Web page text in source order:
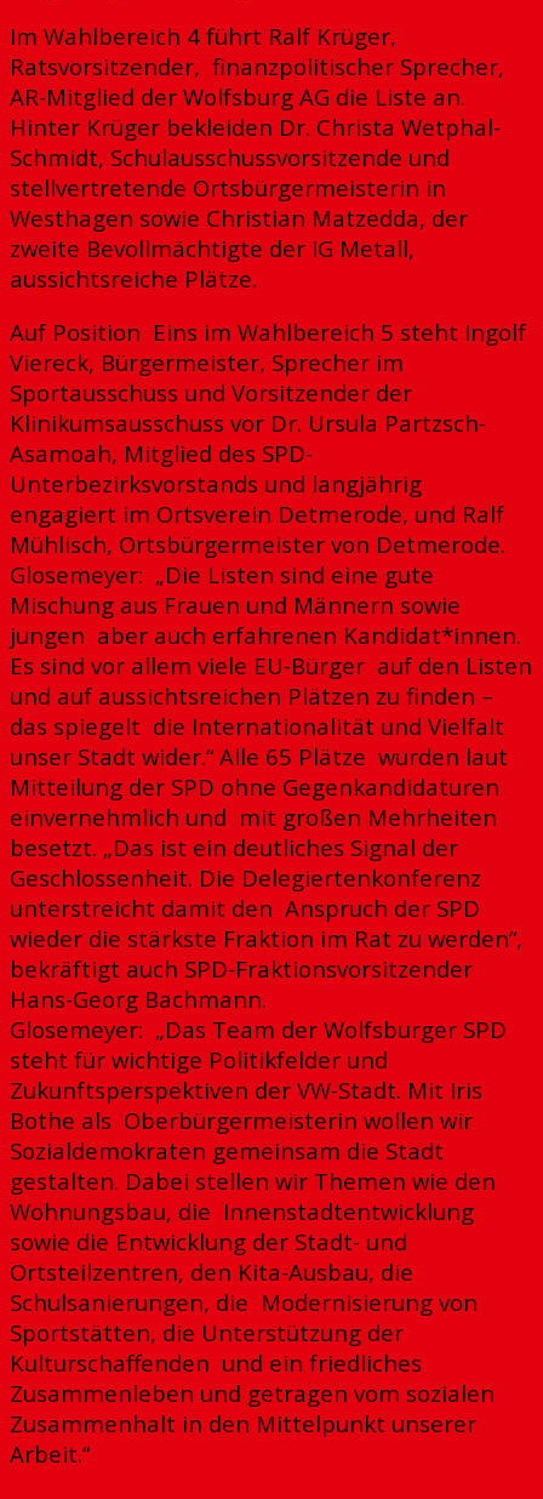
Im Wahlbereich 4 führt Ralf Krüger,
Ratsvorsitzender, finanzpolitischer Sprecher,
AR-Mitglied der Wolfsburg AG die Liste an.
Hinter Krüger bekleiden Dr. Christa Wetphal-
Schmidt, Schulausschussvorsitzende und
stellvertretende Ortsbürgermeisterin in
Westhagen sowie Christian Matzedda, der
zweite Bevollmächtigte der IG Metall,
aussichtsreiche Plätze.
Auf Position Eins im Wahlbereich 5 steht Ingolf
Viereck, Bürgermeister, Sprecher im
Sportausschuss und Vorsitzender der
Klinikumsausschuss vor Dr. Ursula Partzsch-
Asamoah, Mitglied des SPD-
Unterbezirksvorstands und langjährig
engagiert im Ortsverein Detmerode, und Ralf
Mühlisch, Ortsbürgermeister von Detmerode.
Glosemeyer: „Die Listen sind eine gute
Mischung aus Frauen und Männern sowie
jungen aber auch erfahrenen Kandidat*innen.
Es sind vor allem viele EU-Bürger auf den Listen
und auf aussichtsreichen Plätzen zu finden –
das spiegelt die Internationalität und Vielfalt
unser Stadt wider.“ Alle 65 Plätze wurden laut
Mitteilung der SPD ohne Gegenkandidaturen
einvernehmlich und mit großen Mehrheiten
besetzt. „Das ist ein deutliches Signal der
Geschlossenheit. Die Delegiertenkonferenz
unterstreicht damit den Anspruch der SPD
wieder die stärkste Fraktion im Rat zu werden“,
bekräftigt auch SPD-Fraktionsvorsitzender
Hans-Georg Bachmann.
Glosemeyer: „Das Team der Wolfsburger SPD
steht für wichtige Politikfelder und
Zukunftsperspektiven der VW-Stadt. Mit Iris
Bothe als Oberbürgermeisterin wollen wir
Sozialdemokraten gemeinsam die Stadt
gestalten. Dabei stellen wir Themen wie den
Wohnungsbau, die Innenstadtentwicklung
sowie die Entwicklung der Stadt- und
Ortsteilzentren, den Kita-Ausbau, die
Schulsanierungen, die Modernisierung von
Sportstätten, die Unterstützung der
Kulturschaffenden und ein friedliches
Zusammenleben und getragen vom sozialen
Zusammenhalt in den Mittelpunkt unserer
Arbeit.“